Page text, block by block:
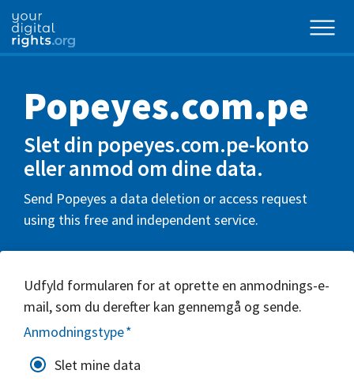
Popeyes.com.pe
Slet din popeyes.com.pe-konto
eller anmod om dine data.
Send Popeyes a data deletion or access request
using this free and independent service.
Udfyld formularen for at oprette en anmodnings-e-
mail, som du derefter kan gennemgå og sende.
Anmodningstype*
Slet mine data